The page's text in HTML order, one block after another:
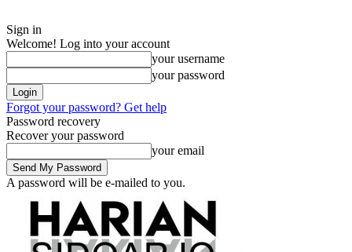
Sign in
Welcome! Log into your account
your username
your password
Forgot your password? Get help
Password recovery
Recover your password
your email
A password will be e-mailed to you.